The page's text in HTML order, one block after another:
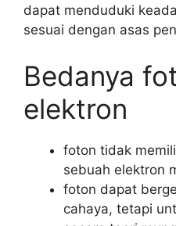
dapat menduduki
sesuai dengan asas
Bedanya
elektron
foton tidak
sebuah elektron
foton dapat
cahaya, tetapi